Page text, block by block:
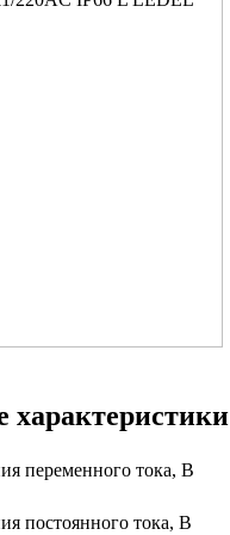
характеристики
переменного тока, В
постоянного тока, В